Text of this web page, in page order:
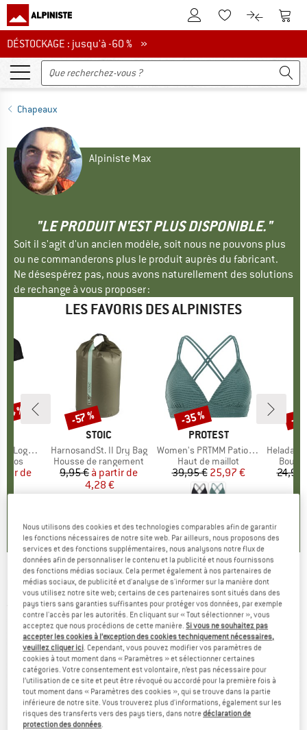
Vers le compte client
Vers la liste
Vers le
DÉSTOCKAGE : jusqu'à -60 %
DÉSTOCKAGE : jusqu'à -60 % »
Chapeaux
Alpiniste Max
"LE PRODUIT N'EST PLUS DISPONIBLE."
Soit il s'agit d'un ancien modèle, soit nous ne pouvons plus
ou ne commanderons plus le produit auprès du fabricant.
Ne désespérez pas, nous avons naturellement des solutions
de rechange à vous proposer :
LES FAVORIS DES ALPINISTES
T-Shirt
réduit
de
)
%
MARQUE
STOIC
Article
HarnosandSt. II Dry Bag
Product group
Housse de rangement
Prix
9,95 € Prix réduit
à partir de
4,28 €
2
Remise
-57 %
MARQUE
PROTEST
Article
Women's PRTMM Patio Triangle
Product group
Haut de maillot
Prix
39,95 € Prix réduit
25,97 €
Remise
-35 %
Article
HeladagenSt.
24,95
-
FINKID -Kid's Helle - Chapeau
(0)
Nous utilisons des cookies et des technologies comparables afin de garantir
les fonctions nécessaires de notre site web. Par ailleurs, nous proposons des
services et des fonctions supplémentaires, nous analysons notre flux de
données afin de personnaliser le contenu et la publicité et nous fournissons
des fonctions médias sociaux. Cela permet également à nos partenaires de
médias sociaux, de publicité et d'analyse de s'informer sur la manière dont
vous utilisez notre site web; certains de ces partenaires sont situés dans des
pays tiers sans garanties suffisantes pour protéger vos données, par exemple
contre l'accès par les autorités. En cliquant sur « Tout sélectionner », vous
acceptez que nous procédions de cette manière.Si vous ne souhaitez pas
accepter les cookies à l’exception des cookies techniquement nécessaires,
veuillez cliquer ici. Cependant, vous pouvez modifier vos paramètres de
cookies à tout moment dans « Paramètres » et sélectionner certaines
catégories. Votre consentement est volontaire, n’est pas nécessaire pour
l’utilisation de ce site et peut être révoqué ou accordé pour la première fois à
tout moment dans « Paramètres des cookies », qui se trouve dans la partie
inférieure de notre site. Vous trouverez plus d'informations, également sur les
risques des transferts vers des pays tiers, dans notredéclaration de
protection des données.